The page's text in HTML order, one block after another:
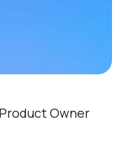
Owner